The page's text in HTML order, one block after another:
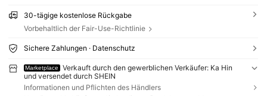
30-tägige kostenlose Rückgabe
Vorbehaltlich der Fair-Use-Richtlinie
Sichere Zahlungen · Datenschutz
Marketplace
Verkauft durch den gewerblichen Verkäufer: Ka Hin
und versendet durch SHEIN
Informationen und Pflichten des Händlers